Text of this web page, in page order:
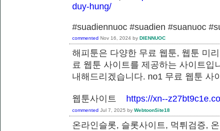
duy-hung/
#suadiennuoc #suadien #suanuoc
commented Nov 16, 2024 by DIENNUOC
해피툰은 다양한 무료 웹툰, 웹툰 미
료 웹툰 사이트를 제공하는 사이트
내해드리겠습니다. no1 무료 웹툰 사
웹툰사이트 https://xn--
commented Jul 7, 2025 by WebtoonSite18
온라인슬롯, 슬롯사이트, 먹튀검증,